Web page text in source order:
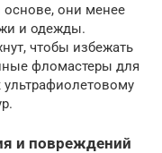
они менее
и одежды.
чтобы избежать
фломастеры для
и повреждений